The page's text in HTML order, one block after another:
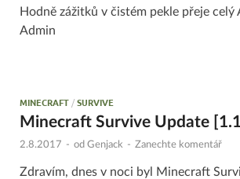
Hodně zážitků v čistém pekle přeje celý
Admin
MINECRAFT /SURVIVE
Minecraft Survive Update
2.8.2017 - od Genjack - Zanechte komentář
Zdravím, dnes v noci byl Minecraft